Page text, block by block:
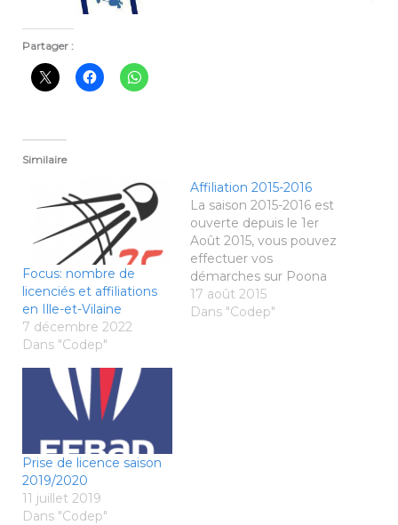
Partager :
Similaire
Focus: nombre de
licenciés et affiliations
en Ille-et-Vilaine
7 décembre 2022
Dans "Codep"
Affiliation 2015-2016
La saison 2015-2016 est
ouverte depuis le 1er
Août 2015, vous pouvez
effectuer vos
démarches sur Poona
avec vos identifiants de
la saison dernière. Le
17 août 2015
Dans "Codep"
Prise de licence saison
2019/2020
11 juillet 2019
Dans "Codep"